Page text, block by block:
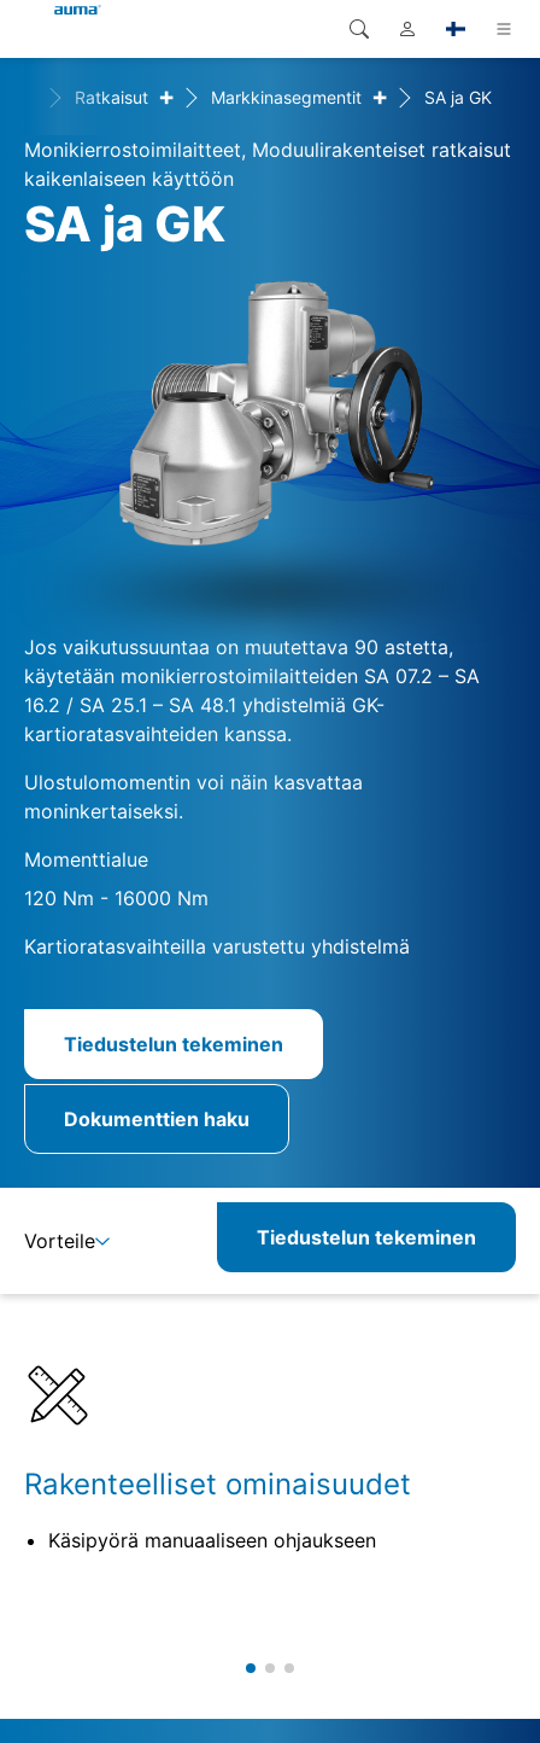
Tuotteet
Ratkaisut
Dokumentit
Yhteystiedot
Global
Eurooppa
Aasia ja Tyynen valtameren
Pohjois-Amerikka
Haku
Ratkaisut + Markkinasegmentit + SA ja GK
Monikierrostoimilaitteet, Moduulirakenteiset ratkaisut
kaikenlaiseen käyttöön
SA ja GK
Jos vaikutussuuntaa on muutettava 90 astetta,
käytetään monikierrostoimilaitteiden SA 07.2 – SA
16.2 / SA 25.1 – SA 48.1 yhdistelmiä GK-
kartioratasvaihteiden kanssa.
Ulostulomomentin voi näin kasvattaa
moninkertaiseksi.
Momenttialue
120 Nm - 16000 Nm
Kartioratasvaihteilla varustettu yhdistelmä
Tiedustelun tekeminen
Dokumenttien haku
Vorteile
Vastaavat tuotteet
Tiedustelun tekeminen
Rakenteelliset ominaisuudet
Käsipyörä manuaaliseen ohjaukseen